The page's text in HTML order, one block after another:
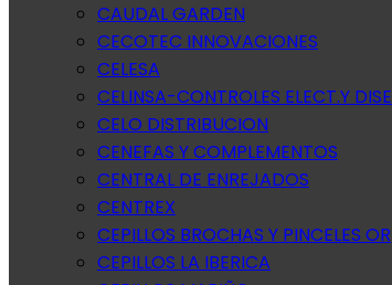
CAUDAL GARDEN
CECOTEC INNOVACIONES
CELESA
CELINSA-CONTROLES ELECT.Y DISE
CELO DISTRIBUCION
CENEFAS Y COMPLEMENTOS
CENTRAL DE ENREJADOS
CENTREX
CEPILLOS BROCHAS Y PINCELES OR
CEPILLOS LA IBERICA